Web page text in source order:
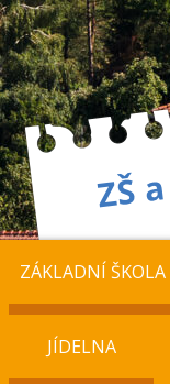
ZÁKLADNÍ ŠKOLA
JÍDELNA